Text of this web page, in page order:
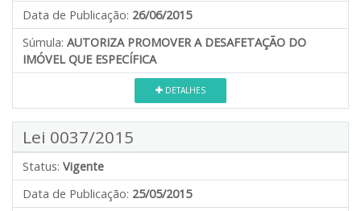
Data de Publicação: 26/06/2015
Súmula: AUTORIZA PROMOVER A DESAFETAÇÃO DO
IMÓVEL QUE ESPECÍFICA
DETALHES
Lei 0037/2015
Status: Vigente
Data de Publicação: 25/05/2015